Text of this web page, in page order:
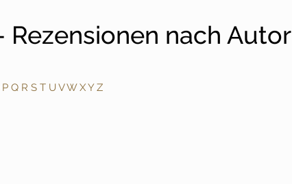
Rezensionen nach Autor
P Q R S T UVW XY Z